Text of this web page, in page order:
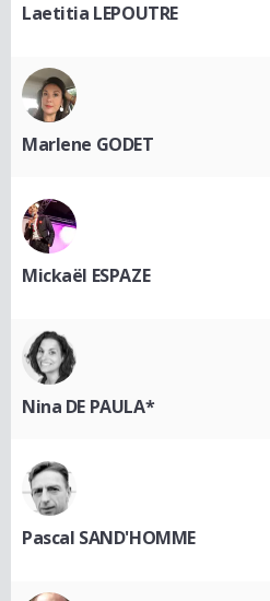
Laetitia LEPOUTRE
Marlene GODET
Mickaël ESPAZE
Nina DE PAULA*
Pascal SAND'HOMME